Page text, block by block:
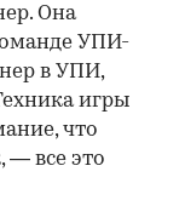
Она
УПИ-
в УПИ,
игры
что
— все это